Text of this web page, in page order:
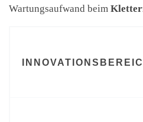
Wartungsaufwand beim